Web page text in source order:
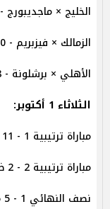
الخليج × ماجديبورج - 3 عصرا.
الزمالك × فيزبريم - 5.30 مساء.
الأهلي × برشلونة - 8 مساء.
الثلاثاء 1 أكتوبر:
مباراة ترتيبية 1 - 11 صباحا.
مباراة ترتيبية 2 - 2 ظهرا.
نصف النهائي 1 - 5 مساء.